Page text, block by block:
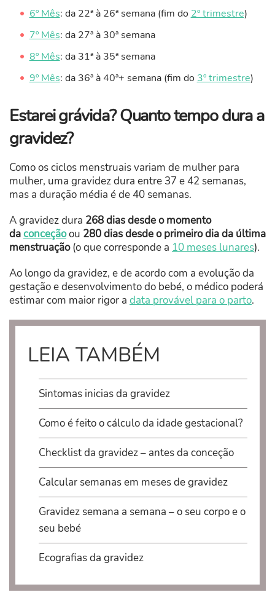
6º Mês: da 22ª à 26ª semana (fim do 2º trimestre)
7º Mês: da 27ª à 30ª semana
8º Mês: da 31ª à 35ª semana
9º Mês: da 36ª à 40ª+ semana (fim do 3º trimestre)
Estarei grávida? Quanto tempo dura a
gravidez?
Como os ciclos menstruais variam de mulher para
mulher, uma gravidez dura entre 37 e 42 semanas,
mas a duração média é de 40 semanas.
A gravidez dura 268 dias desde o momento
daconceçãoou 280 dias desde o primeiro dia da última
menstruação(o que corresponde a 10 meses lunares).
Ao longo da gravidez, e de acordo com a evolução da
gestação e desenvolvimento do bebé, o médico poderá
estimar com maior rigor a data provável para o parto.
LEIA TAMBÉM
Sintomas inicias da gravidez
Como é feito o cálculo da idade gestacional?
Checklist da gravidez – antes da conceção
Calcular semanas em meses de gravidez
Gravidez semana a semana – o seu corpo e o
seu bebé
Ecografias da gravidez